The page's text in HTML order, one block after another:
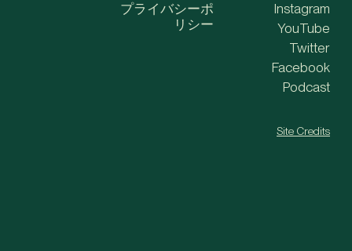
プライバシーポ
リシー
Instagram
YouTube
Twitter
Facebook
Podcast
Site Credits